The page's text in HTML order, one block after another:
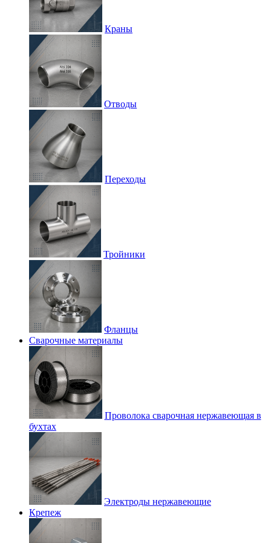
Краны
Отводы
Переходы
Тройники
Фланцы
Сварочные материалы
Проволока сварочная нержавеющая в
бухтах
Электроды нержавеющие
Крепеж